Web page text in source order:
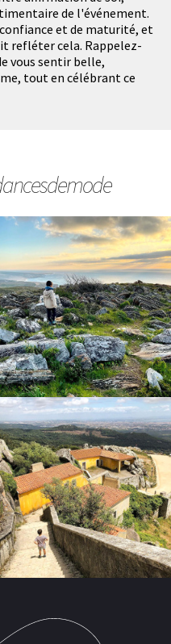
de l'événement.
et de maturité, et
refléter cela. Rappelez-
vous sentir belle,
tout en célébrant ce